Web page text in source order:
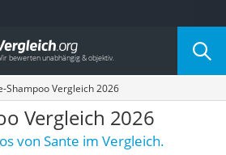
nach Kategorie
Shampoo Vergleich 2026
Vergleich 2026
von Sante im Vergleich.